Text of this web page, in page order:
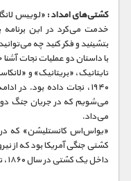
کشتی‌های امداد :«لوییس
خدمت می‌کرد در این برنامه
بتشینید و فکر کنید چه
با داستان دو عملیات نجات
تایتانیک، «بریتانیک» و
می‌شویم که در جریان جنگ دوم
می‌داد.
کشتی جنگی آمریکا بود که از
داخل یک کشتی در سال ۱۸۶۰، توسط «یو‌اس‌اس کانستلیشن» آشنا خواهیم شد.